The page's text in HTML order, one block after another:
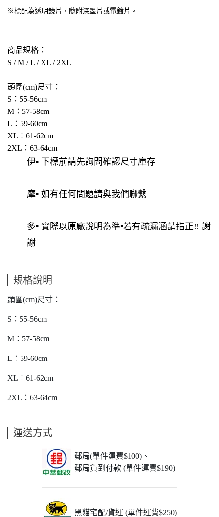
※標配為透明鏡片，隨附深墨片或電鍍片。
商品規格：
S / M / L / XL / 2XL
頭圍(cm)尺寸：
S：55-56cm
M：57-58cm
L：59-60cm
XL：61-62cm
2XL：63-64cm
伊▪ 下標前請先詢問確認尺寸庫存
摩▪ 如有任何問題請與我們聯繫
多▪ 實際以原廠說明為準▪若有疏漏涵請指正!! 謝
謝
規格說明
頭圍(cm)尺寸：
S：55-56cm
M：57-58cm
L：59-60cm
XL：61-62cm
2XL：63-64cm
運送方式
郵局(單件運費$100)、
郵局貨到付款 (單件運費$190)
黑貓宅配/貨運 (單件運費$250)